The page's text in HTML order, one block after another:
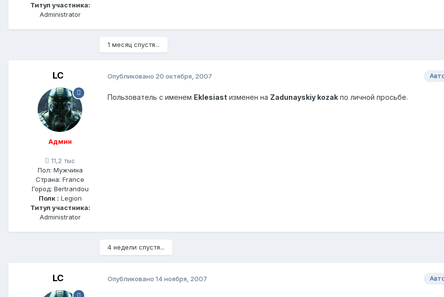
Титул участника:
Administrator
1 месяц спустя...
LC
Админ
11,2 тыс
Пол: Мужчина
Страна: France
Город: Bertrandou
Полк : Legion
Титул участника:
Administrator
Опубликовано 20 октября, 2007
Пользователь с именем Eklesiast изменен на Zadunayskiy kozak по личной просьбе.
4 недели спустя...
LC Опубликовано 14 ноября, 2007